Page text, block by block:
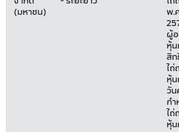
(มหาชน)
พ.
ผู้
หุ้
สิ
ไถ่
หุ้
วั
ก
ไถ่
หุ้